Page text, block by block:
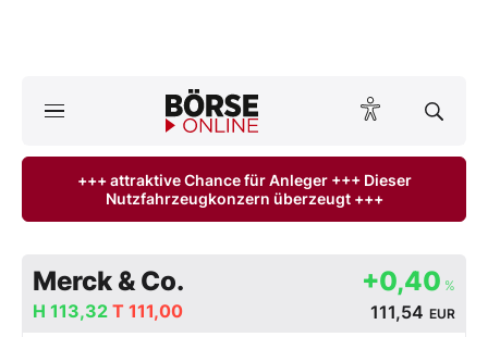
ktuelle Ausgabe BÖRSE ONLINE lesen
Finanz-Check
+++ attraktive Chance für Anleger +++ Dieser
Nutzfahrzeugkonzern überzeugt +++
Merck & Co. +0,40 %
111,54 EUR
H 113,32 T 111,00